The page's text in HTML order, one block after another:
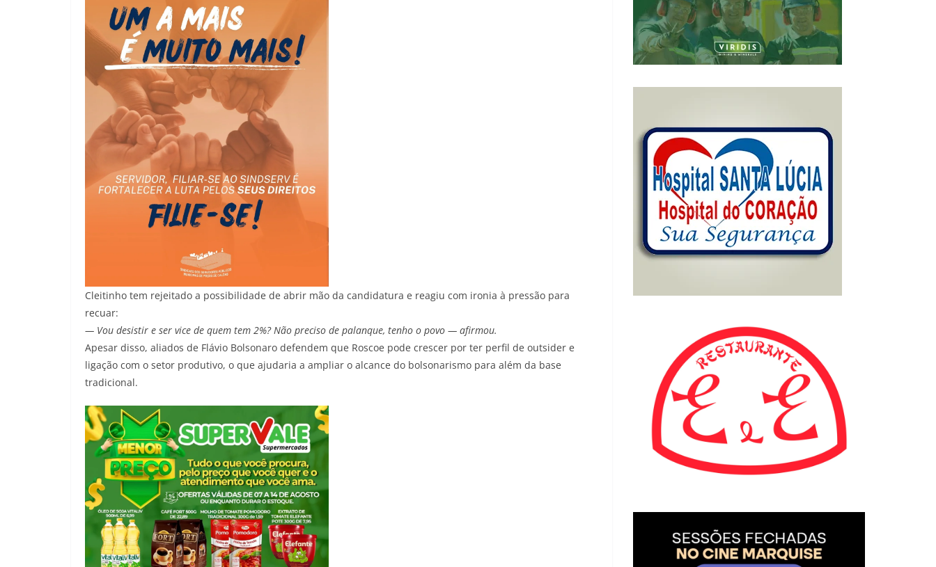
Cleitinho tem rejeitado a possibilidade de abrir mão da candidatura e reagiu com ironia à pressão para
recuar:
— Vou desistir e ser vice de quem tem 2%? Não preciso de palanque, tenho o povo — afirmou.
Apesar disso, aliados de Flávio Bolsonaro defendem que Roscoe pode crescer por ter perfil de outsider e
ligação com o setor produtivo, o que ajudaria a ampliar o alcance do bolsonarismo para além da base
tradicional.